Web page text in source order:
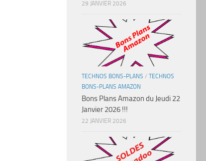
29 JANVIER 2026
TECHNOS BONS-PLANS / TECHNOS
BONS-PLANS AMAZON
Bons Plans Amazon du Jeudi 22
Janvier 2026 !!!
22 JANVIER 2026